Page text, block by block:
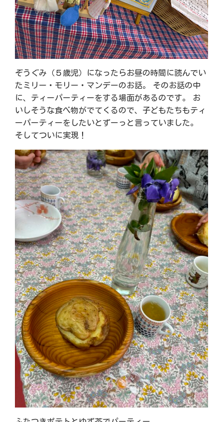
ぞうぐみ（５歳児）になったらお昼の時間に読んでい
たミリー・モリー・マンデーのお話。 そのお話の中
に、ティーパーティーをする場面があるのです。 お
いしそうな食べ物がでてくるので、子どもたちもティ
ーパーティーをしたいとずーっと言っていました。
そしてついに実現！